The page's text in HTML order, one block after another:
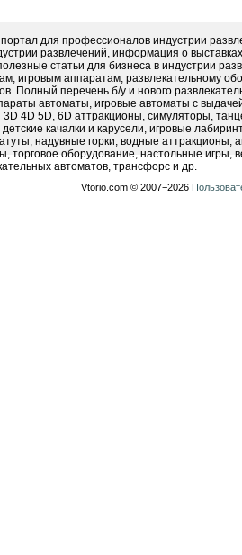
для профессионалов индустрии
развлечений, информация о
статьи для бизнеса в индустрии
игровым аппаратам, развлекательному
Полный перечень б/у и нового
автоматы, игровые автоматы с
3D 4D 5D, 6D аттракционы, симуляторы,
детские качалки и карусели, игровые
надувные горки, водные
торговое оборудование, настольные игры,
автоматов, трансфорс и др.
Vtorio.com © 2007−2026